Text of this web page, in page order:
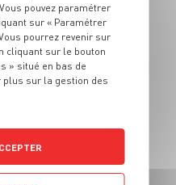
pouvez paramétrer
sur « Paramétrer
pourrez revenir sur
cliquant sur le bouton
» situé en bas de
plus sur la gestion des